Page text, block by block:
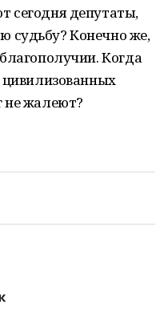
сегодня депутаты,
судьбу? Конечно же,
Когда
цивилизованных
не жалеют?